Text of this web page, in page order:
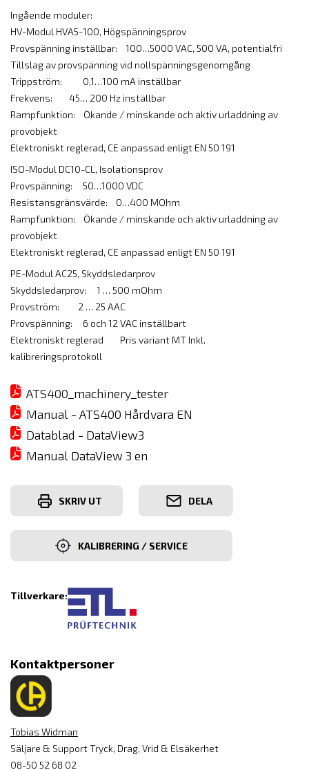
Ingående moduler:
HV-Modul HVA5-100, Högspänningsprov
Provspänning inställbar: 100…5000 VAC, 500 VA, potentialfri
Tillslag av provspänning vid nollspänningsgenomgång
Trippström: 0,1…100 mA inställbar
Frekvens: 45… 200 Hz inställbar
Rampfunktion: Ökande / minskande och aktiv urladdning av
provobjekt
Elektroniskt reglerad, CE anpassad enligt EN 50 191
ISO-Modul DC10-CL, Isolationsprov
Provspänning: 50…1000 VDC
Resistansgränsvärde: 0…400 MOhm
Rampfunktion: Ökande / minskande och aktiv urladdning av
provobjekt
Elektroniskt reglerad, CE anpassad enligt EN 50 191
PE-Modul AC25, Skyddsledarprov
Skyddsledarprov: 1 … 500 mOhm
Provström: 2 … 25 AAC
Provspänning: 6 och 12 VAC inställbart
Elektroniskt reglerad Pris variant MT Inkl.
kalibreringsprotokoll
ATS400_machinery_tester
Manual - ATS400 Hårdvara EN
Datablad - DataView3
Manual DataView 3 en
SKRIV UT DELA
KALIBRERING / SERVICE
Tillverkare:
Kontaktpersoner
Tobias Widman
Säljare & Support Tryck, Drag, Vrid & Elsäkerhet
08-50 52 68 02